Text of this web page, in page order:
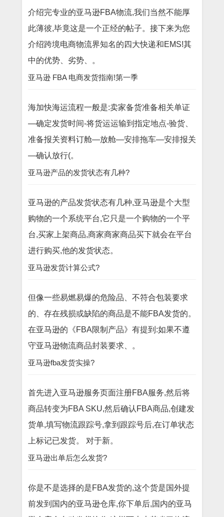
介绍完专业的亚马逊FBA物流,我们当然不能厚
此薄彼,毕竟这是一个正经的帖子。接下来为您
介绍跨境电商物流界知名的四大快递和EMS!其
中的优势、劣势、。
亚马逊 FBA 电商发货指南!第一季
海加快海运流程一般是:卖家备货准备相关单证
—确定发货时间-将货运运输到指定地点-验货、
准备报关资料订舱—放舱—安排拖车—安排报关
—确认放行(。
亚马逊产品的发货状态有几种?
亚马逊的产品发货状态有几种,亚马逊是个大型
购物的一个系统平台,它只是一个购物的一个平
台,买家上架商品,商家商家商品买下就会在平台
进行购买,他的发货状态。
亚马逊发货计算公式?
但像一些易燃易爆的危险品、不符合包装要求
的、存在残损或缺陷的商品是不能FBA发货的。
在亚马逊的《FBA限制产品》有提到:如果不遵
守亚马逊物流商品封装要求、。
亚马逊fba发货实操?
首先进入亚马逊服务页面注册FBA服务,然后将
商品转变为FBA SKU,然后确认FBA商品,创建发
货单,填写物流跟踪号,拿到跟踪号后,在订单状态
上标记已发货。 对于新。
亚马逊出单后怎么发货?
你是不是选择的是FBA发货的,这个货是国外提
前发到国内的亚马逊仓库,你下单后,国内的亚马